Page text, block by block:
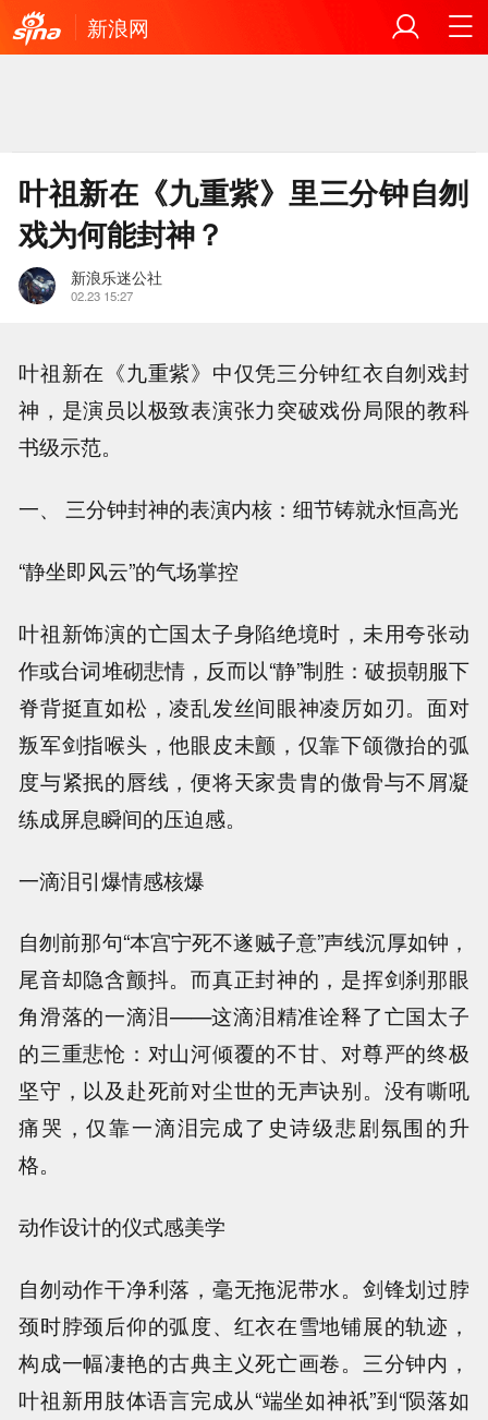
新浪网
叶祖新在《九重紫》里三分钟自刎
戏为何能封神？
新浪乐迷公社
02.23 15:27
叶祖新在《九重紫》中仅凭三分钟红衣自刎戏封
神，是演员以极致表演张力突破戏份局限的教科
书级示范。
一、 三分钟封神的表演内核：细节铸就永恒高光
“静坐即风云”的气场掌控
叶祖新饰演的亡国太子身陷绝境时，未用夸张动
作或台词堆砌悲情，反而以“静”制胜：破损朝服下
脊背挺直如松，凌乱发丝间眼神凌厉如刃。面对
叛军剑指喉头，他眼皮未颤，仅靠下颌微抬的弧
度与紧抿的唇线，便将天家贵胄的傲骨与不屑凝
练成屏息瞬间的压迫感。
一滴泪引爆情感核爆
自刎前那句“本宫宁死不遂贼子意”声线沉厚如钟，
尾音却隐含颤抖。而真正封神的，是挥剑刹那眼
角滑落的一滴泪——这滴泪精准诠释了亡国太子
的三重悲怆：对山河倾覆的不甘、对尊严的终极
坚守，以及赴死前对尘世的无声诀别。没有嘶吼
痛哭，仅靠一滴泪完成了史诗级悲剧氛围的升
格。
动作设计的仪式感美学
自刎动作干净利落，毫无拖泥带水。剑锋划过脖
颈时脖颈后仰的弧度、红衣在雪地铺展的轨迹，
构成一幅凄艳的古典主义死亡画卷。三分钟内，
叶祖新用肢体语言完成从“端坐如神祇”到“陨落如